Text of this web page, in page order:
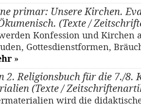
primar: Unsere Kirchen.
(Texte /
Konfession und Kirchen
Gottesdienstformen,
»
2. Religionsbuch für die 7./8.
(Texte /
wird die